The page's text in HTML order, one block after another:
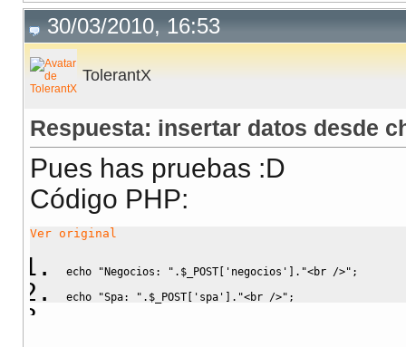
30/03/2010, 16:53
TolerantX
Respuesta: insertar datos desde
Pues has pruebas :D
Código PHP:
Ver original
echo "Negocios: " . $_POST [ 'negocios' ] . "<br />" ;
echo
"Spa: " . $_POST [ 'spa' ] . "<br />" ;